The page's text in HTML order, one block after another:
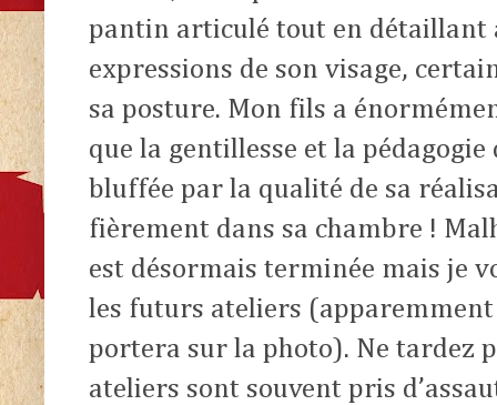
pantin articulé tout en détaillant
expressions de son visage,
sa posture. Mon fils a
que la gentillesse et la pédagogie
bluffée par la qualité de sa
fièrement dans sa chambre !
est désormais terminée mais je
les futurs ateliers
portera sur la photo). Ne tardez
ateliers sont souvent pris